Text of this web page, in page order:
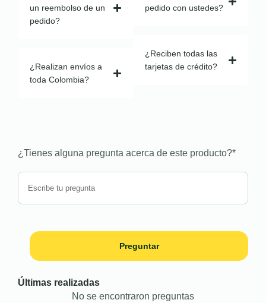
un reembolso de un
pedido?
¿Realizan envíos a
toda Colombia?
pedido con ustedes?
¿Reciben todas las
tarjetas de crédito?
¿Tienes alguna pregunta acerca de este producto?*
Preguntar
Últimas realizadas
No se encontraron preguntas